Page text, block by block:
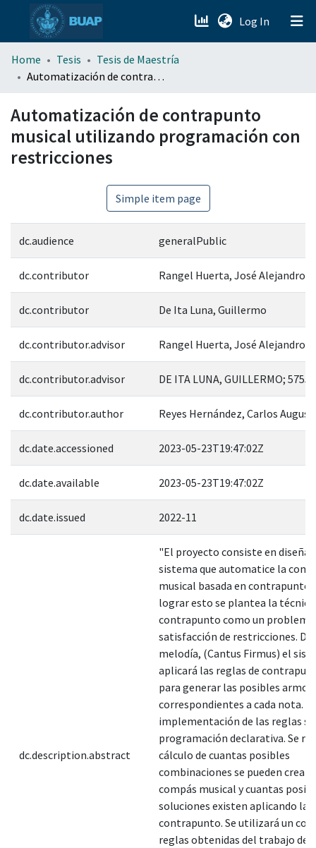
Log In (current)
menu.section.about_menu
Home Tesis
Tesis de Maestría
Automatización de contrapunto musical utilizando programación con restricciones
Automatización de contrapunto
musical utilizando programación con
restricciones
Simple item page
dc.audience generalPublic
dc.contributor Rangel Huerta, José Alejandro
dc.contributor De Ita Luna, Guillermo
dc.contributor.advisor Rangel Huerta, José Alejandro;
dc.contributor.advisor DE ITA LUNA, GUILLERMO; 57559
dc.contributor.author Reyes Hernández, Carlos
dc.date.accessioned 2023-05-23T19:47:02Z
dc.date.available 2023-05-23T19:47:02Z
dc.date.issued 2022-11
dc.description.abstract
"El proyecto consiste en diseñar
sistema que automatice la
musical basada en contrapunto.
lograr esto se plantea la técnica
contrapunto como un problema
satisfacción de restricciones.
melodía, (Cantus Firmus) el
aplicará las reglas de
para generar las posibles
correspondientes a cada nota.
implementación de las reglas se
programación declarativa. Se
cálculo de cuantas posibles
combinaciones se pueden crear
compás musical y cuantas
soluciones existen aplicando las
contrapunto. Se utilizará un
reglas obtenidas del trabajo de